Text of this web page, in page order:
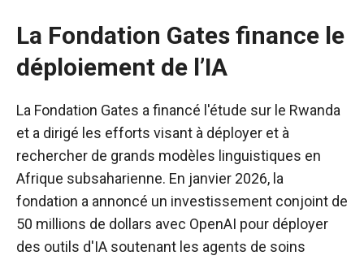
La Fondation Gates finance le
déploiement de l’IA
La Fondation Gates a financé l'étude sur le Rwanda
et a dirigé les efforts visant à déployer et à
rechercher de grands modèles linguistiques en
Afrique subsaharienne. En janvier 2026, la
fondation a annoncé un investissement conjoint de
50 millions de dollars avec OpenAI pour déployer
des outils d'IA soutenant les agents de soins